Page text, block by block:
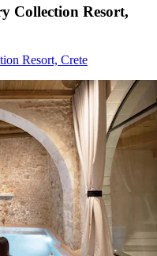
Collection Resort,
Resort, Crete